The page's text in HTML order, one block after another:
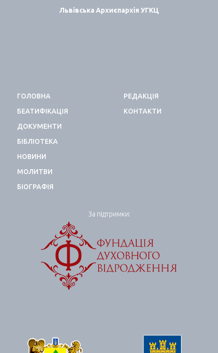
Львівська Архиєпархія УГКЦ
ГОЛОВНА
БЕАТИФІКАЦІЯ
ДОКУМЕНТИ
БІБЛІОТЕКА
НОВИНИ
МОЛИТВИ
БІОГРАФІЯ
РЕДАКЦІЯ
КОНТАКТИ
За підтримки: